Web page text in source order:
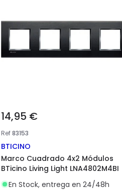
14,95 €
Ref83153
BTICINO
Marco Cuadrado 4x2 Módulos
BTicino Living Light LNA4802M4BI
En Stock, entrega en 24/48h